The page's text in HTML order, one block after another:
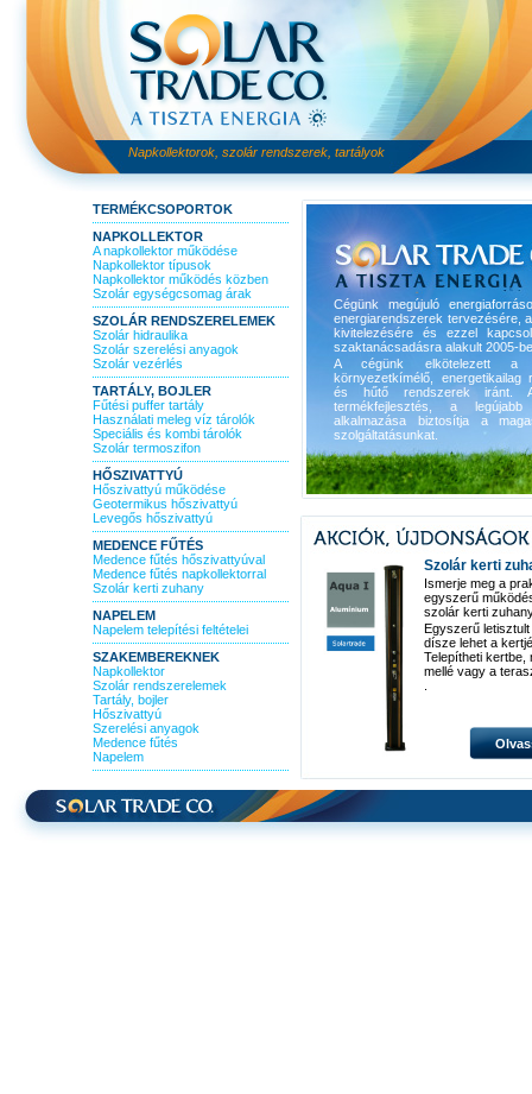
Napkollektorok, szolár rendszerek, tartályok
TERMÉKCSOPORTOK
NAPKOLLEKTOR
A napkollektor működése
Napkollektor típusok
Napkollektor működés közben
Szolár egységcsomag árak
SZOLÁR RENDSZERELEMEK
Szolár hidraulika
Szolár szerelési anyagok
Szolár vezérlés
TARTÁLY, BOJLER
Fűtési puffer tartály
Használati meleg víz tárolók
Speciális és kombi tárolók
Szolár termoszifon
HŐSZIVATTYÚ
Hőszivattyú működése
Geotermikus hőszivattyú
Levegős hőszivattyú
MEDENCE FŰTÉS
Medence fűtés hőszivattyúval
Medence fűtés napkollektorral
Szolár kerti zuhany
NAPELEM
Napelem telepítési feltételei
SZAKEMBEREKNEK
Napkollektor
Szolár rendszerelemek
Tartály, bojler
Hőszivattyú
Szerelési anyagok
Medence fűtés
Napelem
Cégünk megújuló
energiarendszerek tervezésére,
kivitelezésére és ezzel
szaktanácsadásra alakult 2005-
A cégünk elkötelezett a
környezetkímélő, energetikailag
és hűtő rendszerek iránt.
termékfejlesztés, a legújabb
alkalmazása biztosítja a
szolgáltatásunkat.
Szolár kerti
Ismerje meg a
egyszerű
szolár kerti
Egyszerű
dísze lehet a
Telepítheti kertbe,
mellé vagy a